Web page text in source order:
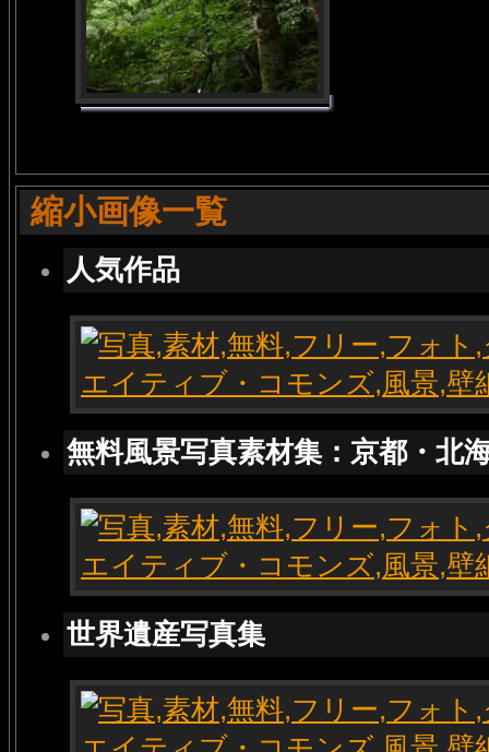
縮小画像一覧
人気作品
無料風景写真素材集：京都・北
世界遺産写真集